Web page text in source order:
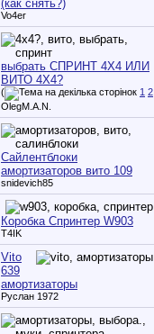
(как снять?)
Vo4er
выбрать СПРИНТ 4Х4 ИЛИ
ВИТО 4Х4?
( 1 2
OlegM.A.N.
Сайлентблоки
амортизаторов вито 109
snidevich85
Коробка Спринтер W903
T4IK
Vito
639
амортизаторы
Руслан 1972